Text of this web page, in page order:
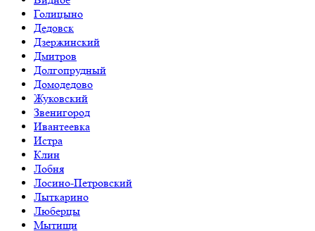
Голицыно
Дедовск
Дзержинский
Дмитров
Долгопрудный
Домодедово
Жуковский
Звенигород
Ивантеевка
Истра
Клин
Лобня
Лосино-Петровский
Лыткарино
Люберцы
Мытищи